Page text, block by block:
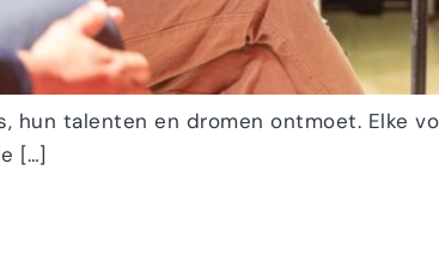
hun talenten en dromen ontmoet. Elke
[…]